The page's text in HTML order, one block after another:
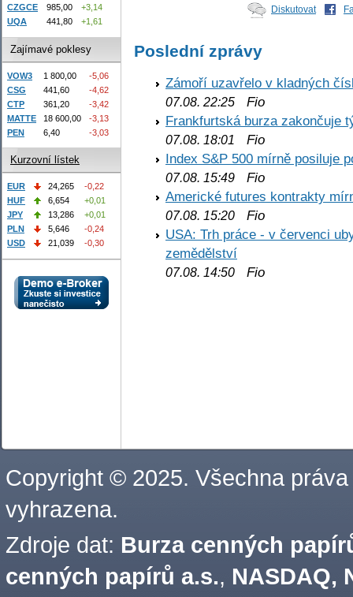
Diskutovat
Poslední zprávy
Zámoří uzavřelo v kladných
07.08. 22:25 Fio
Frankfurtská burza zakončuje
07.08. 18:01
Fio
Index S&P 500 mírně posiluje
07.08. 15:49 Fio
Americké futures kontrakty
07.08. 15:20 Fio
USA: Trh práce - v červenci
zemědělství
07.08. 14:50 Fio
CZGCE
985,00
+3,14
UQA
441,80 +1,61
Zajímavé poklesy
VOW3 1 800,00
-5,06
CSG
441,60
-4,62
CTP
361,20
-3,42
MATTE
18 600,00
-3,13
PEN
6,40 -3,03
Kurzovní lístek
EUR 24,265
-0,22
HUF
6,654
+0,01
JPY
13,286
+0,01
PLN
5,646
-0,24
USD
21,039 -0,30
Copyright © 2025. Všechna práva
vyhrazena.
Zdroje dat: Burza cenných
cenných papírů a.s., NASDAQ,